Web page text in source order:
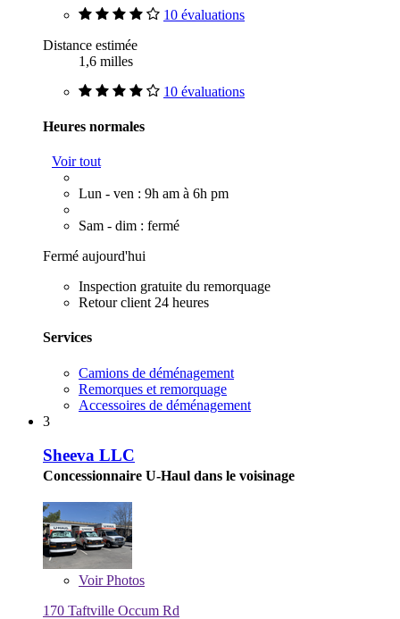
10 évaluations
Distance estimée
1,6 milles
10 évaluations
Heures normales
Voir tout
Lun - ven : 9h am à 6h pm
Sam - dim : fermé
Fermé aujourd'hui
Inspection gratuite du remorquage
Retour client 24 heures
Services
Camions de déménagement
Remorques et remorquage
Accessoires de déménagement
3
Sheeva LLC
Concessionnaire U-Haul dans le voisinage
VoirPhotos
170 Taftville Occum Rd